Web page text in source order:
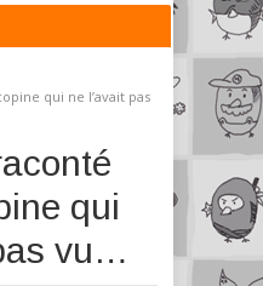
qui ne l’avait pas
qui
vu…